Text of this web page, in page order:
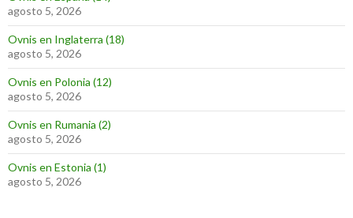
agosto 5, 2026
Ovnis en Inglaterra (18)
agosto 5, 2026
Ovnis en Polonia (12)
agosto 5, 2026
Ovnis en Rumania (2)
agosto 5, 2026
Ovnis en Estonia (1)
agosto 5, 2026